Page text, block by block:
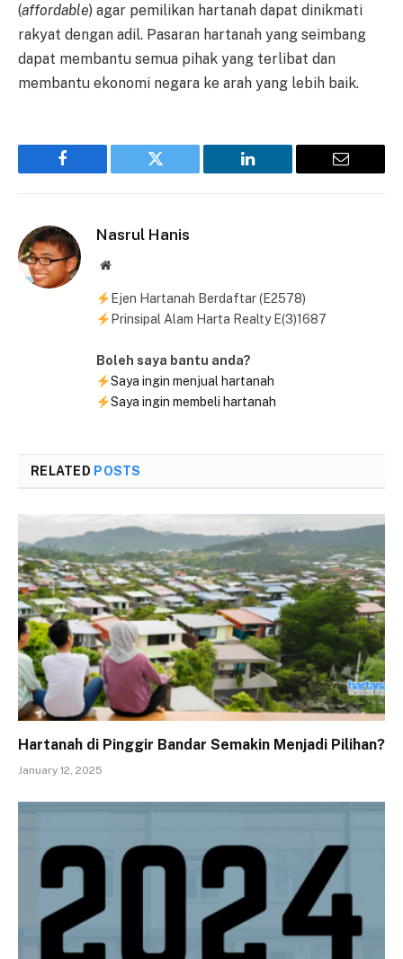
(affordable) agar pemilikan hartanah dapat dinikmati
rakyat dengan adil. Pasaran hartanah yang seimbang
dapat membantu semua pihak yang terlibat dan
membantu ekonomi negara ke arah yang lebih baik.
Facebook Twitter LinkedIn Email
Nasrul Hanis
Website
Ejen Hartanah Berdaftar (E2578)
Prinsipal Alam Harta Realty E(3)1687
Boleh saya bantu anda?
Saya ingin menjual hartanah
Saya ingin membeli hartanah
RELATED POSTS
Hartanah di Pinggir Bandar Semakin Menjadi Pilihan?
January 12, 2025